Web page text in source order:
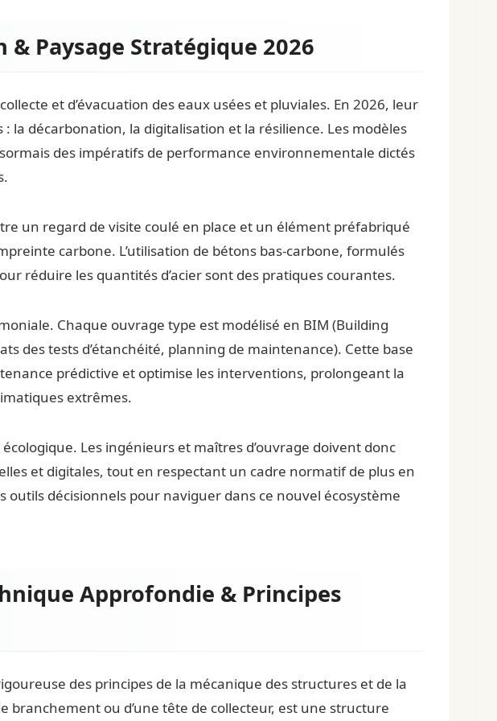
Paysage Stratégique 2026
et d’évacuation des eaux usées et pluviales. En 2026, leur
décarbonation, la digitalisation et la résilience. Les modèles
des impératifs de performance environnementale dictés
un regard de visite coulé en place et un élément préfabriqué
carbone. L’utilisation de bétons bas-carbone, formulés
réduire les quantités d’acier sont des pratiques courantes.
Chaque ouvrage type est modélisé en BIM (Building
des tests d’étanchéité, planning de maintenance). Cette base
prédictive et optimise les interventions, prolongeant la
extrêmes.
Les ingénieurs et maîtres d’ouvrage doivent donc
et digitales, tout en respectant un cadre normatif de plus en
décisionnels pour naviguer dans ce nouvel écosystème
Approfondie & Principes
des principes de la mécanique des structures et de la
branchement ou d’une tête de collecteur, est une structure